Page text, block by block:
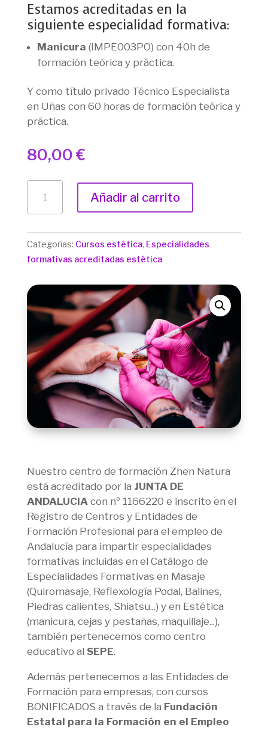
Estamos acreditadas en la
siguiente especialidad formativa:
Manicura (IMPE003PO) con 40h de
formación teórica y práctica.
Y como título privado Técnico Especialista
en Uñas con 60 horas de formación teórica y
práctica.
80,00€
ESPECIALISTA
ACREDITADO
DE
UÑAS
CANTIDAD
Añadir al carrito
Categorías: Cursos estética, Especialidades
formativas acreditadas estética
Nuestro centro de formación Zhen Natura
está acreditado por la JUNTA DE
ANDALUCIA con nº 1166220 e inscrito en el
Registro de Centros y Entidades de
Formación Profesional para el empleo de
Andalucía para impartir especialidades
formativas incluidas en el Catálogo de
Especialidades Formativas en Masaje
(Quiromasaje, Reflexología Podal, Balines,
Piedras calientes, Shiatsu...) y en Estética
(manicura, cejas y pestañas, maquillaje...),
también pertenecemos como centro
educativo al SEPE.
Además pertenecemos a las Entidades de
Formación para empresas, con cursos
BONIFICADOS a través de la Fundación
Estatal para la Formación en el Empleo